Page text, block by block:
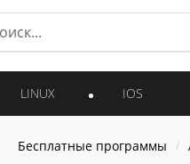
LINUX IOS
Бесплатные программы